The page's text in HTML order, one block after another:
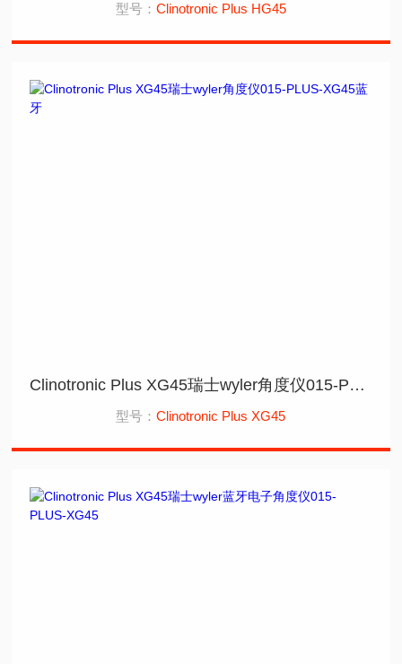
型号： Clinotronic Plus HG45
Clinotronic Plus XG45瑞士wyler角度仪015-PLUS-XG45蓝牙
型号：Clinotronic Plus XG45